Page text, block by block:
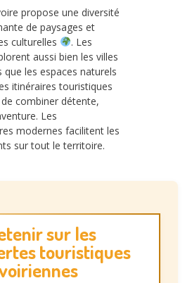
propose une diversité
de paysages et
culturelles
. Les
aussi bien les villes
que les espaces naturels
itinéraires touristiques
combiner détente,
Les
modernes facilitent les
sur tout le territoire.
sur les
touristiques